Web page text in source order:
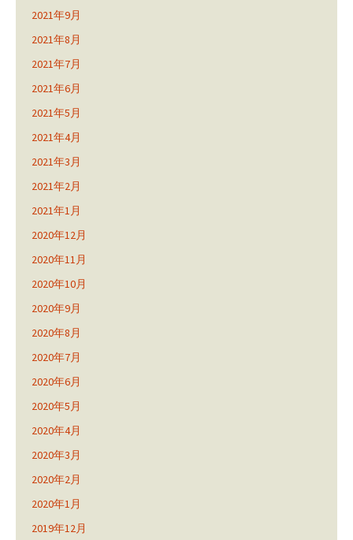
2021年9月
2021年8月
2021年7月
2021年6月
2021年5月
2021年4月
2021年3月
2021年2月
2021年1月
2020年12月
2020年11月
2020年10月
2020年9月
2020年8月
2020年7月
2020年6月
2020年5月
2020年4月
2020年3月
2020年2月
2020年1月
2019年12月